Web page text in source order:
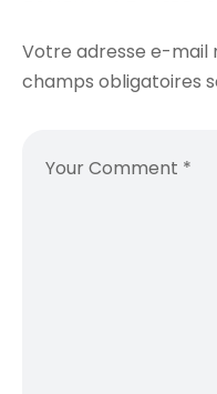
Votre adresse e-mail
champs obligatoires